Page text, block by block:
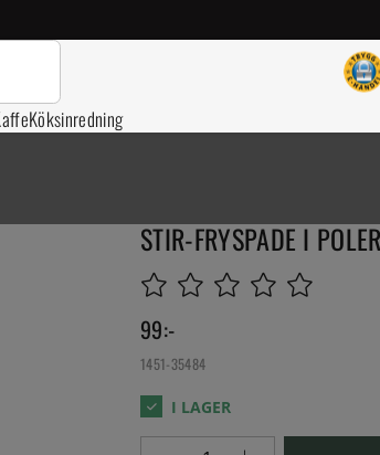
Köksinredning
STIR-FRYSPADE I
99:-
1451-35484